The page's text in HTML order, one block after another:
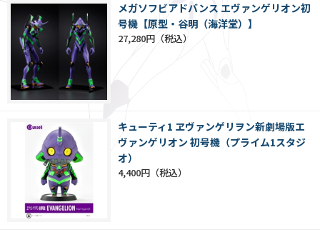
メガソフビアドバンス エヴァンゲリオン初
号機【原型・谷明（海洋堂）】
27,280円
キューティ1 ヱヴァンゲリヲン新劇場版エ
ヴァンゲリオン 初号機（プライム1スタジ
オ）
4,400円